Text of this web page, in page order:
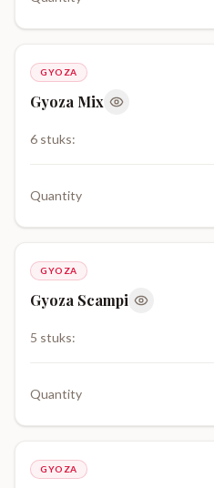
GYOZA
Gyoza Mix
6 stuks:
Quantity
GYOZA
Gyoza Scampi
5 stuks:
Quantity
GYOZA